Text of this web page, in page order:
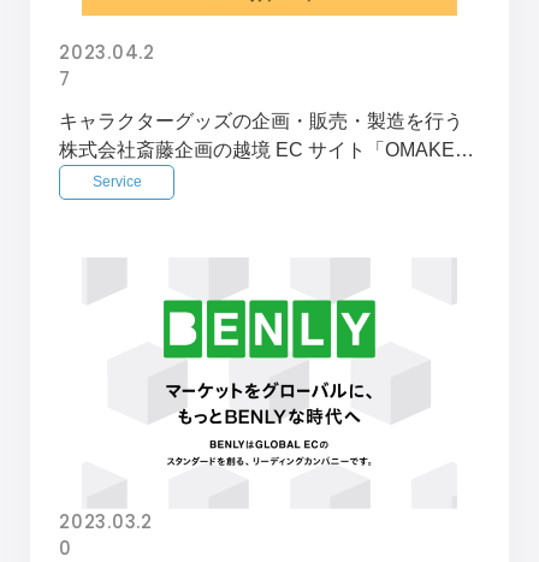
2023.04.2
7
キャラクターグッズの企画・販売・製造を行う
株式会社斎藤企画の越境 EC サイト「OMAKE」
の制作及び海外発送をサポートするサービスを
Service
2023.03.2
0